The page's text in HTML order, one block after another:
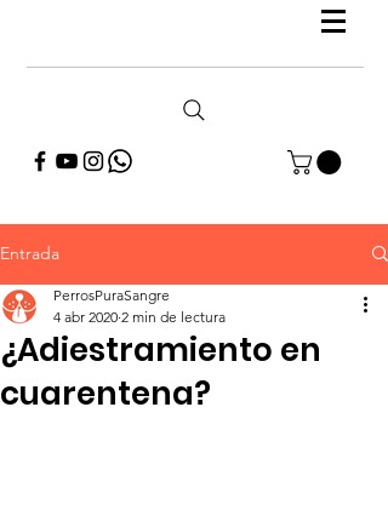
Entrada
¿Adiestramiento en
cuarentena?
PerrosPuraSangre
4 abr 2020 2 min de lectura